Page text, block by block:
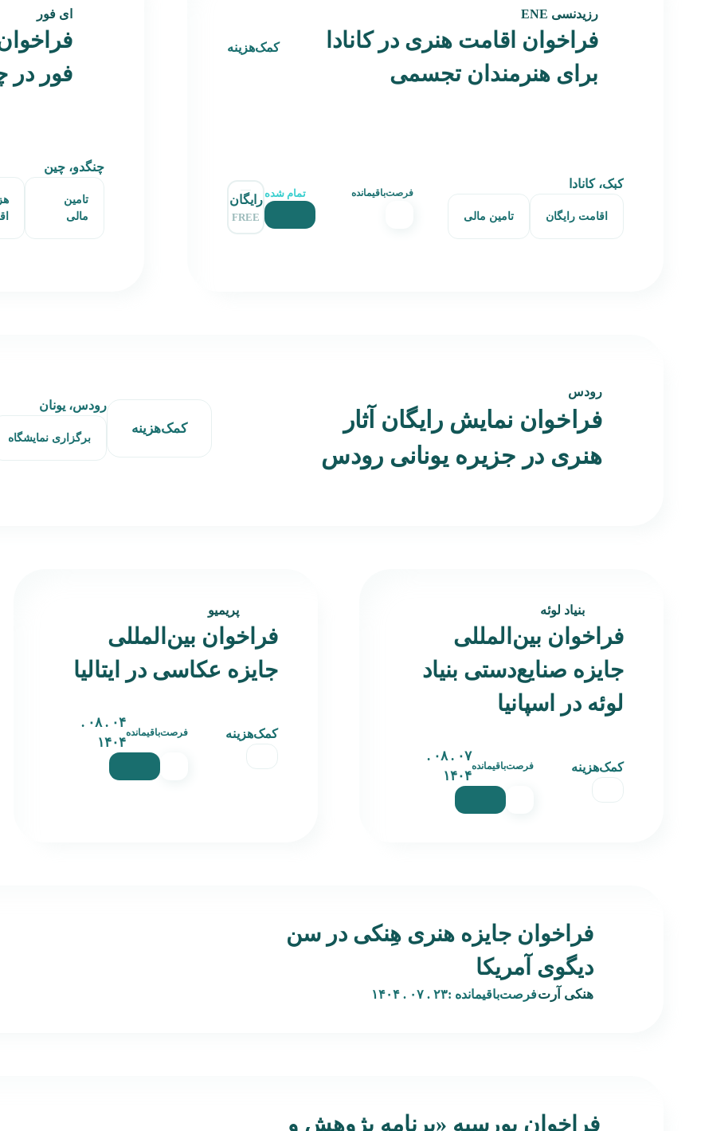
رزیدنسی ENE
فراخوان اقامت هنری در کانادا
برای هنرمندان تجسمی
کمک‌هزینه
کبک، کانادا
اقامت رایگان تامین مالی
فرصت‌باقیمانده تمام شده رایگان
FREE
ای فور
فور در
چنگدو، چین
تامین
مالی
رودس
فراخوان نمایش رایگان آثار
هنری در جزیره یونانی رودس
کمک‌هزینه
رودس، یونان
برگزاری نمایشگاه
بنیاد لوئه
فراخوان بین‌المللی
جایزه صنایع‌دستی بنیاد
لوئه در اسپانیا
کمک‌هزینه فرصت‌باقیمانده
۰۷ . ۰۸ .
۱۴۰۴
پریمیو
فراخوان بین‌المللی
جایزه عکاسی در ایتالیا
کمک‌هزینه فرصت‌باقیمانده
۰۴ . ۰۸ .
۱۴۰۴
فراخوان جایزه هنری هِنکی در سن
دیگوی آمریکا
هنکی آرتفرصت‌باقیمانده :۲۳ . ۰۷ . ۱۴۰۴
فراخوان بورسیه‌ «برنامه پژوهش و